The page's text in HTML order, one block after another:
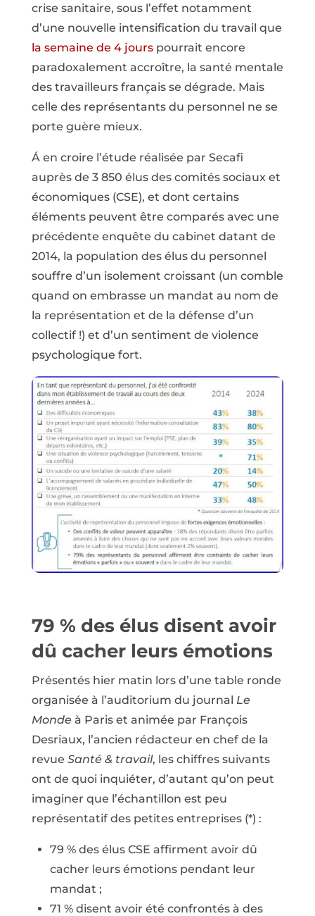
crise sanitaire, sous l’effet notamment
d’une nouvelle intensification du travail que
la semaine de 4 jourspourrait encore
paradoxalement accroître, la santé mentale
des travailleurs français se dégrade. Mais
celle des représentants du personnel ne se
porte guère mieux.
Á en croire l’étude réalisée par Secafi
auprès de 3 850 élus des comités sociaux et
économiques (CSE), et dont certains
éléments peuvent être comparés avec une
précédente enquête du cabinet datant de
2014, la population des élus du personnel
souffre d’un isolement croissant (un comble
quand on embrasse un mandat au nom de
la représentation et de la défense d’un
collectif !) et d’un sentiment de violence
psychologique fort.
79 % des élus disent avoir
dû cacher leurs émotions
Présentés hier matin lors d’une table ronde
organisée à l’auditorium du journal Le
Monde à Paris et animée par François
Desriaux, l’ancien rédacteur en chef de la
revue Santé & travail, les chiffres suivants
ont de quoi inquiéter, d’autant qu’on peut
imaginer que l’échantillon est peu
représentatif des petites entreprises (*) :
79 % des élus CSE affirment avoir dû
cacher leurs émotions pendant leur
mandat ;
71 % disent avoir été confrontés à des